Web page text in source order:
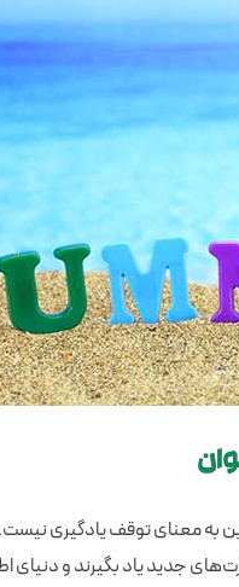
به معنای توقف یادگیری
جدید یاد بگیرند و دنیای